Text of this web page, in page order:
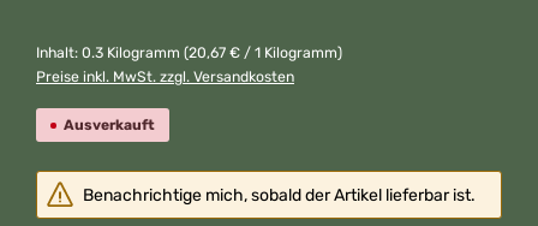
Inhalt: 0.3 Kilogramm (20,67 € / 1 Kilogramm)
Preise inkl. MwSt. zzgl. Versandkosten
Ausverkauft
Benachrichtige mich, sobald der Artikel lieferbar ist.